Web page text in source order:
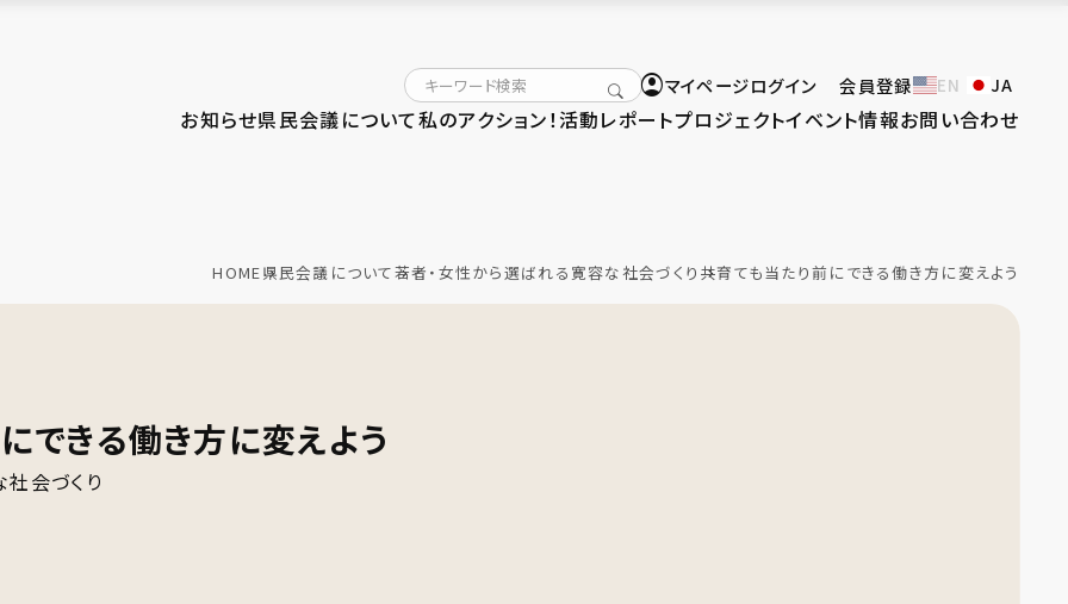
マイページログイン 会員登録 EN JA
お知らせ県民会議について私のアクション！ 活動レポートプロジェクトイベント情報お問い合わせ
HOME県民会議について若者・女性から選ばれる寛容な社会づくり 共育ても当たり前にできる働き方に変えよう
できる働き方に変えよう
会づくり